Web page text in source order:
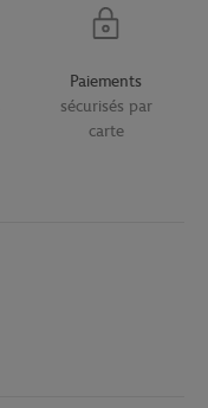
Paiements
sécurisés par
carte